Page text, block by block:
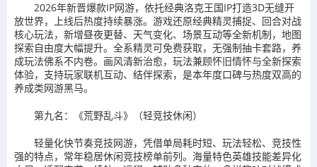
2026年新晋爆款IP网游，依托经典洛克王国IP打造3D无缝开
放世界，上线后热度持续暴涨。游戏还原经典精灵捕捉、回合对战
核心玩法，新增昼夜更替、天气变化、场景互动等全新机制，地图
探索自由度大幅提升。全系精灵可免费获取，无强制抽卡套路，养
成玩法佛系不内卷。画风清新治愈，玩法兼顾怀旧情怀与全新探索
体验，支持玩家联机互动、结伴探索，是本年度口碑与热度双高的
养成类网游黑马。
第九名：《荒野乱斗》（轻竞技休闲）
轻量化快节奏竞技网游，凭借单局耗时短、玩法轻松、竞技性
强的特点，常年稳居休闲竞技榜单前列。海量特色英雄技能差异化